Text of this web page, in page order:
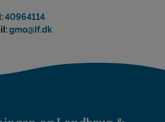
40964114
gmo@lf.dk